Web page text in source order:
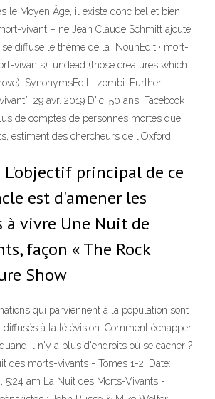
le Moyen Âge, il existe donc bel et bien
vivant – ne Jean Claude Schmitt ajoute
se diffuse le thème de la NounEdit · mort-
vivants). undead (those creatures which
SynonymsEdit · zombi. Further
29 avr. 2019 D'ici 50 ans, Facebook
de comptes de personnes mortes que
estiment des chercheurs de l'Oxford
L'objectif principal de ce
est d'amener les
à vivre Une Nuit de
façon « The Rock
Show
qui parviennent à la population sont
diffusés à la télévision. Comment échapper
il n'y a plus d'endroits où se cacher ?
des morts-vivants - Tomes 1-2. Date:
5:24 am La Nuit des Morts-Vivants -